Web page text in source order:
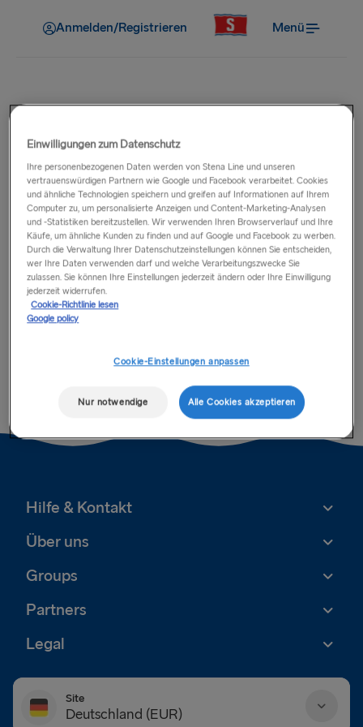
Anmelden/Registrieren Menü
Ist eine Kabine / ein Sitz im
Preis enthalten?
Bei Überfahrten, bei denen eine Kabine oder ein Sitz
obligatorisch ist, sind die Kosten bereits im angezeigten
Fahrpreis enthalten. Auf Strecken, auf denen Kabinen oder
Sitzplätze optional sind, wird der Preis nur hinzugefügt,
wenn Sie Ihre bevorzugte Kabine oder Sitzplatzart
die Hin- als auch die Rückfahrt gebucht werden können.
Hilfe & Kontakt
Über uns
Groups
Partners
Legal
Site
Deutschland (EUR)
Einwilligungen zum Datenschutz
Ihre personenbezogenen Daten werden von Stena Line und unseren
vertrauenswürdigen Partnern wie Google und Facebook verarbeitet. Cookies
und ähnliche Technologien speichern und greifen auf Informationen auf Ihrem
Computer zu, um personalisierte Anzeigen und Content-Marketing-Analysen
und -Statistiken bereitzustellen. Wir verwenden Ihren Browserverlauf und Ihre
Käufe, um ähnliche Kunden zu finden und auf Google und Facebook zu werben.
Durch die Verwaltung Ihrer Datenschutzeinstellungen können Sie entscheiden,
wer Ihre Daten verwenden darf und welche Verarbeitungszwecke Sie
zulassen. Sie können Ihre Einstellungen jederzeit ändern oder Ihre Einwilligung
jederzeit widerrufen.
Cookie-Richtlinie lesen
Google policy
Cookie-Einstellungen anpassen
Nur notwendige Alle Cookies akzeptieren